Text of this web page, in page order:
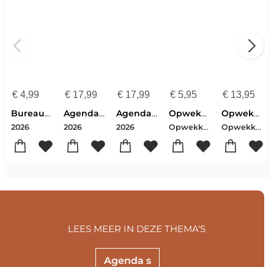
€4,99
Bureaukalender Marjoleins Creations
2026
€17,99
Agenda Majestically
2026
€ 17,99
Agenda Hour Of Power Je Bent Geliefd
2026
€ 5,95
Opwekking Tekstboekje 50 Compleet 1-921
Opwekking 2026
€ 13,95
Opwekking Muziekboek 50
Opwekking 2026
Agenda s
LEES MEER IN DEZE THEMA'S